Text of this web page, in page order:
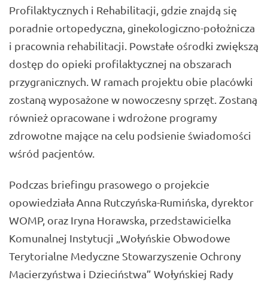
Profilaktycznych i Rehabilitacji, gdzie znajdą się
poradnie ortopedyczna, ginekologiczno-położnicza
i pracownia rehabilitacji. Powstałe ośrodki zwiększą
dostęp do opieki profilaktycznej na obszarach
przygranicznych. W ramach projektu obie placówki
zostaną wyposażone w nowoczesny sprzęt. Zostaną
również opracowane i wdrożone programy
zdrowotne mające na celu podsienie świadomości
wśród pacjentów.
Podczas briefingu prasowego o projekcie
opowiedziała Anna Rutczyńska-Rumińska, dyrektor
WOMP, oraz Iryna Horawska, przedstawicielka
Komunalnej Instytucji „Wołyńskie Obwodowe
Terytorialne Medyczne Stowarzyszenie Ochrony
Macierzyństwa i Dzieciństwa” Wołyńskiej Rady